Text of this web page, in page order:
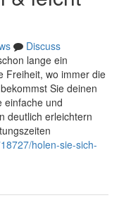
Discuss
lange ein
Freiheit, wo immer die
Sie deinen
einfache und
deutlich erleichtern
holen-sie-sich-